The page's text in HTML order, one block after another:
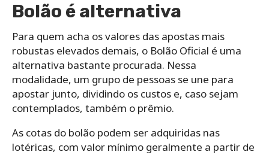
Bolão é alternativa
Para quem acha os valores das apostas mais
robustas elevados demais, o Bolão Oficial é uma
alternativa bastante procurada. Nessa
modalidade, um grupo de pessoas se une para
apostar junto, dividindo os custos e, caso sejam
contemplados, também o prêmio.
As cotas do bolão podem ser adquiridas nas
lotéricas, com valor mínimo geralmente a partir de